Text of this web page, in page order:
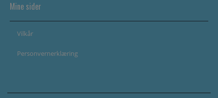
Mine sider
Vilkår
Personvernerklæring